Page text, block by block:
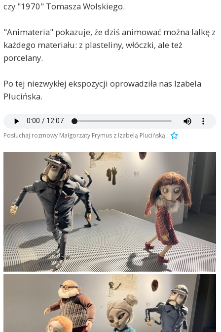
czy "1970" Tomasza Wolskiego.
"Animateria" pokazuje, że dziś animować można lalkę z
każdego materiału: z plasteliny, włóczki, ale też
porcelany.
Po tej niezwykłej ekspozycji oprowadziła nas Izabela
Plucińska.
Posłuchaj rozmowy Małgorzaty Frymus z Izabelą Plucińską.